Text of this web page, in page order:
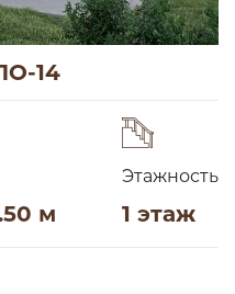
14
м
Этажность
1 этаж